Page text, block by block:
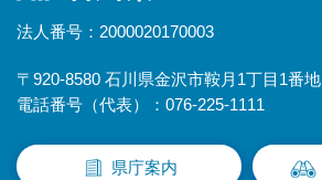
法人番号：2000020170003
〒920-8580 石川県金沢市鞍月1丁目1番地
電話番号（代表）：076-225-1111
県庁案内